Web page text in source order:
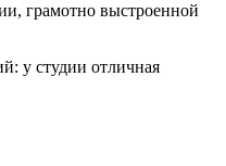
грамотно выстроенной
у студии отличная